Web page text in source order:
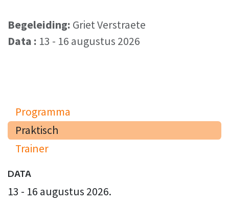
Begeleiding: Griet Verstraete
Data : 13 - 16 augustus 2026
Programma
Praktisch
Trainer
DATA
13 - 16 augustus 2026.